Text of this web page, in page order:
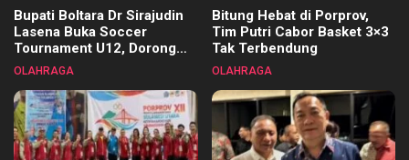
Bupati Boltara Dr Sirajudin
Lasena Buka Soccer
Tournament U12, Dorong
Pembinaan Merata di Setiap
OLAHRAGA
Bitung Hebat di Porprov,
Tim Putri Cabor Basket 3×3
Tak Terbendung
OLAHRAGA